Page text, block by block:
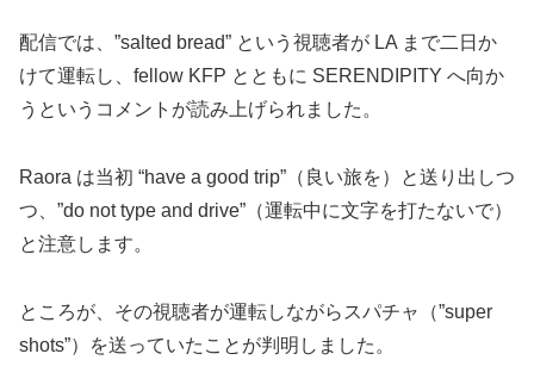
配信では、”salted bread” という視聴者が LA まで二日か
けて運転し、fellow KFP とともに SERENDIPITY へ向か
うというコメントが読み上げられました。
Raora は当初 “have a good trip”（良い旅を）と送り出しつ
つ、”do not type and drive”（運転中に文字を打たないで）
と注意します。
ところが、その視聴者が運転しながらスパチャ（”super
shots”）を送っていたことが判明しました。